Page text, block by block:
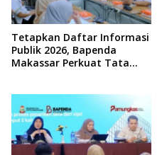
Tetapkan Daftar Informasi
Publik 2026, Bapenda
Makassar Perkuat Tata